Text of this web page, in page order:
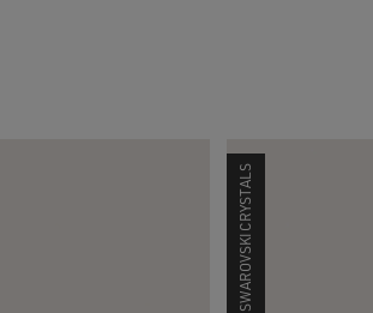
SWAROVSKI CRYSTALS